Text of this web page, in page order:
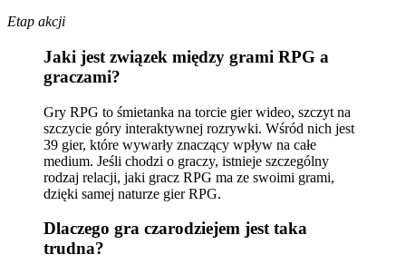
Etap akcji
Jaki jest związek między grami RPG a
graczami?
Gry RPG to śmietanka na torcie gier wideo, szczyt na
szczycie góry interaktywnej rozrywki. Wśród nich jest
39 gier, które wywarły znaczący wpływ na całe
medium. Jeśli chodzi o graczy, istnieje szczególny
rodzaj relacji, jaki gracz RPG ma ze swoimi grami,
dzięki samej naturze gier RPG.
Dlaczego gra czarodziejem jest taka
trudna?